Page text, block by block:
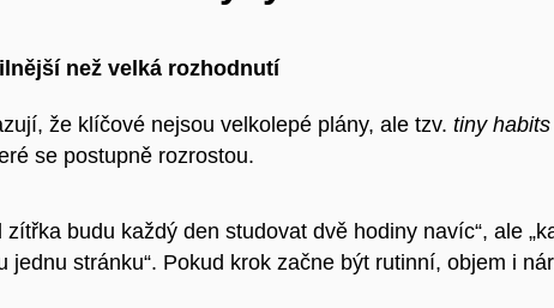
než velká rozhodnutí
že klíčové nejsou velkolepé plány, ale tzv. tiny habits
se postupně rozrostou.
zítřka budu každý den studovat dvě hodiny navíc“, ale
jednu stránku“. Pokud krok začne být rutinní, objem i